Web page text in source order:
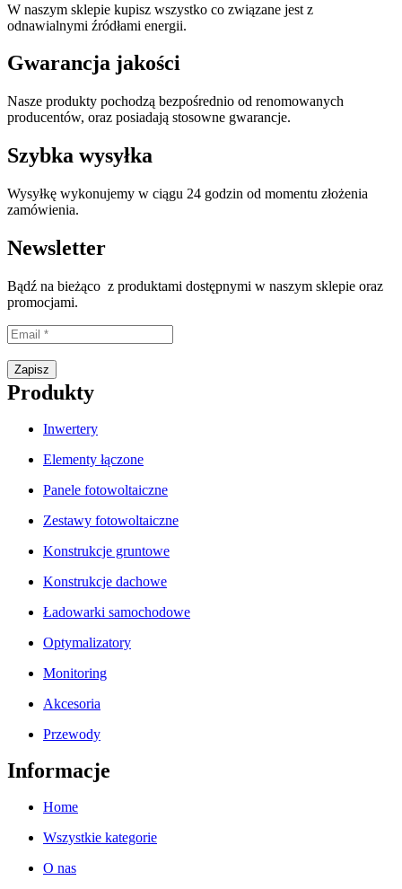
W naszym sklepie kupisz wszystko co związane jest z
odnawialnymi źródłami energii.
Gwarancja jakości
Nasze produkty pochodzą bezpośrednio od renomowanych
producentów, oraz posiadają stosowne gwarancje.
Szybka wysyłka
Wysyłkę wykonujemy w ciągu 24 godzin od momentu złożenia
zamówienia.
Newsletter
Bądź na bieżąco z produktami dostępnymi w naszym sklepie oraz
promocjami.
Zapisz
Produkty
Inwertery
Elementy łączone
Panele fotowoltaiczne
Zestawy fotowoltaiczne
Konstrukcje gruntowe
Konstrukcje dachowe
Ładowarki samochodowe
Optymalizatory
Monitoring
Akcesoria
Przewody
Informacje
Home
Wszystkie kategorie
O nas